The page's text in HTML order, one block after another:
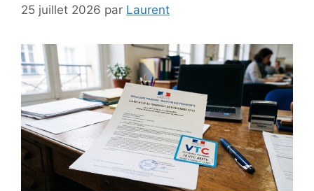
25 juillet 2026 par Laurent